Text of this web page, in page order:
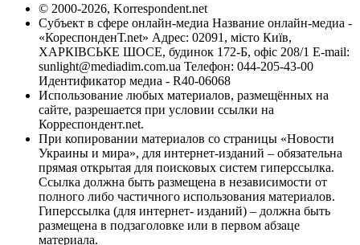
© 2000-2026, Korrespondent.net
Субъект в сфере онлайн-медиа Название онлайн-медиа -
«КореспонденТ.net» Адрес: 02091, місто Київ,
ХАРКІВСЬКЕ ШОСЕ, будинок 172-Б, офіс 208/1 E-mail:
sunlight@mediadim.com.ua Телефон: 044-205-43-00
Идентификатор медиа - R40-06068
Использование любых материалов, размещённых на
сайте, разрешается при условии ссылки на
Корреспондент.net.
При копировании материалов со страницы «Новости
Украины и мира», для интернет-изданий – обязательна
прямая открытая для поисковых систем гиперссылка.
Ссылка должна быть размещена в независимости от
полного либо частичного использования материалов.
Гиперссылка (для интернет- изданий) – должна быть
размещена в подзаголовке или в первом абзаце
материала.